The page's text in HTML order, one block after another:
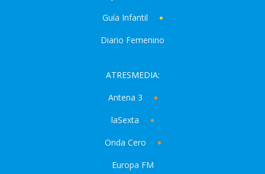
Guía Infantil
Diario Femenino
ATRESMEDIA:
Antena 3
laSexta
Onda Cero
Europa FM